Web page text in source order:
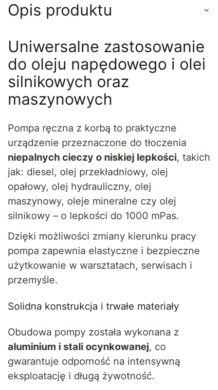
Opis produktu
Uniwersalne zastosowanie
do oleju napędowego i olei
silnikowych oraz
maszynowych
Pompa ręczna z korbą to praktyczne
urządzenie przeznaczone do tłoczenia
niepalnych cieczy o niskiej lepkości, takich
jak: diesel, olej przekładniowy, olej
opałowy, olej hydrauliczny, olej
maszynowy, oleje mineralne czy olej
silnikowy – o lepkości do 1000 mPas.
Dzięki możliwości zmiany kierunku pracy
pompa zapewnia elastyczne i bezpieczne
użytkowanie w warsztatach, serwisach i
przemyśle.
Solidna konstrukcja i trwałe materiały
Obudowa pompy została wykonana z
aluminium i stali ocynkowanej, co
gwarantuje odporność na intensywną
eksploatację i długą żywotność.